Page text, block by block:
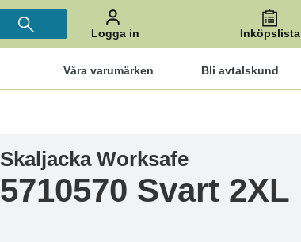
Logga in Inköpslista
Våra varumärken Bli avtalskund
Skaljacka Worksafe
5710570 Svart 2XL